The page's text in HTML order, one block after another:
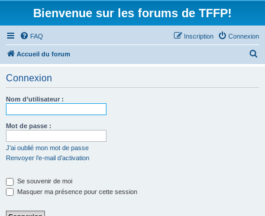
Bienvenue sur les forums de TFFP!
FAQ Connexion
Inscription
Accueil du forum
Connexion
Nom d’utilisateur :
Mot de passe :
J’ai oublié mon mot de passe
Renvoyer l’e-mail d’activation
Se souvenir de moi
Masquer ma présence pour cette session